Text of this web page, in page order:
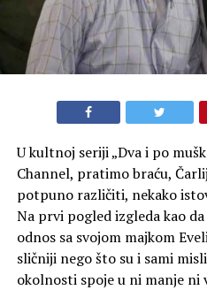
U kultnoj seriji „Dva i po
Channel, pratimo braću,
potpuno različiti, nekako
Na prvi pogled izgleda kao
odnos sa svojom majkom
sličniji nego što su i sami
okolnosti spoje u ni manje ni